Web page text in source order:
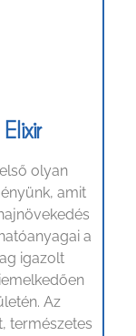
olyan
amit
a
igazolt
Az
természetes